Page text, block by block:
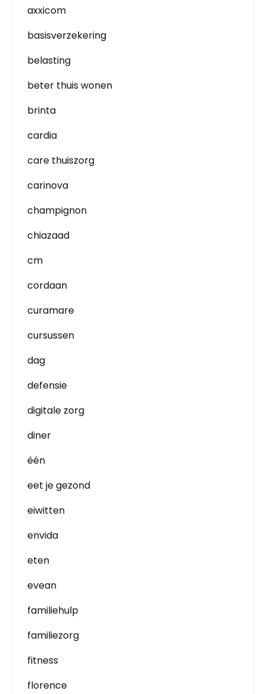
axxicom
basisverzekering
belasting
beter thuis wonen
brinta
cardia
care thuiszorg
carinova
champignon
chiazaad
cm
cordaan
curamare
cursussen
dag
defensie
digitale zorg
diner
één
eet je gezond
eiwitten
envida
eten
evean
familiehulp
familiezorg
fitness
florence